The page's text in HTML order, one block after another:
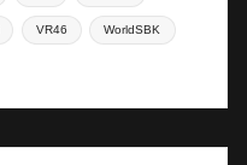
VR46 WorldSBK